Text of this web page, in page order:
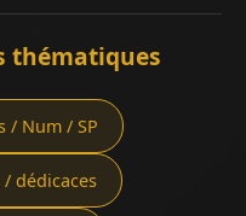
thématiques
/ Num / SP
/ dédicaces